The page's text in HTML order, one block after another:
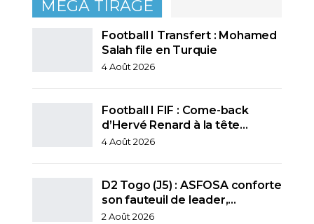
MEGA TIRAGE
Football I Transfert : Mohamed
Salah file en Turquie
4 Août 2026
Football I FIF : Come-back
d’Hervé Renard à la tête…
4 Août 2026
D2 Togo (J5) : ASFOSA conforte
son fauteuil de leader,…
2 Août 2026